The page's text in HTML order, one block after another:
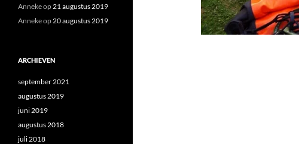
Annekeop21 augustus 2019
Annekeop20 augustus 2019
ARCHIEVEN
september 2021
augustus 2019
juni 2019
augustus 2018
juli 2018